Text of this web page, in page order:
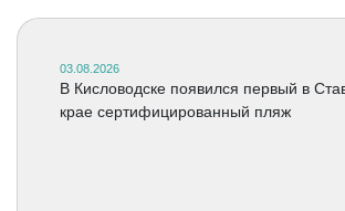
03.08.2026
В Кисловодске появился первый в
крае сертифицированный пляж